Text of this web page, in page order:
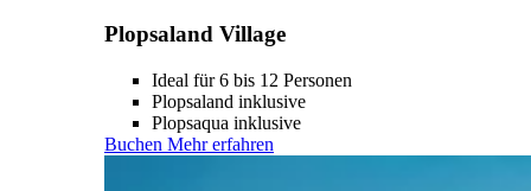
Plopsaland Village
Ideal für 6 bis 12 Personen
Plopsaland inklusive
Plopsaqua inklusive
Buchen Mehr erfahren